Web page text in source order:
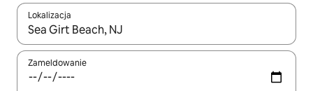
Lokalizacja
Gdy wyniki będą dostępne, możesz poruszać się po nich za
Zameldowanie